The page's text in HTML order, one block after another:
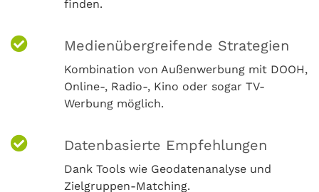
finden.
Medienübergreifende Strategien
Kombination von Außenwerbung mit DOOH,
Online-, Radio-, Kino oder sogar TV-
Werbung möglich.
Datenbasierte Empfehlungen
Dank Tools wie Geodatenanalyse und
Zielgruppen-Matching.